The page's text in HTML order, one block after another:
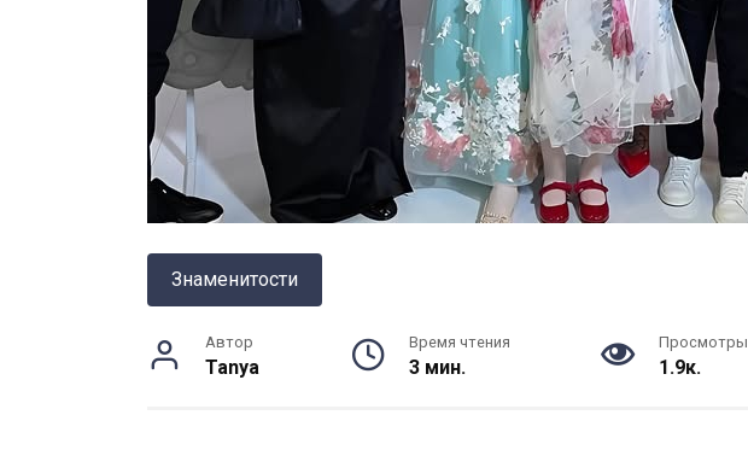
Знаменитости
Автор
Tanya
Время чтения
3 мин.
Просмотры
1.9к.